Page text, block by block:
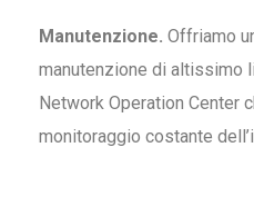
Manutenzione. Offriamo
manutenzione di altissimo
Network Operation Center
monitoraggio costante